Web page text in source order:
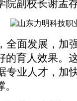
副校长谢孟
面发展，
育人效果。
业人才，